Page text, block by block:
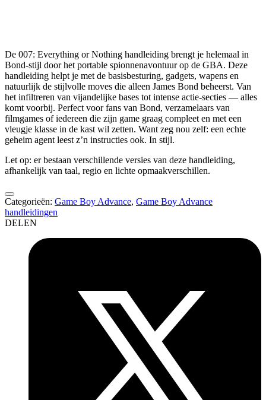
De 007: Everything or Nothing handleiding brengt je helemaal in
Bond-stijl door het portable spionnenavontuur op de GBA. Deze
handleiding helpt je met de basisbesturing, gadgets, wapens en
natuurlijk de stijlvolle moves die alleen James Bond beheerst. Van
het infiltreren van vijandelijke bases tot intense actie-secties — alles
komt voorbij. Perfect voor fans van Bond, verzamelaars van
filmgames of iedereen die zijn game graag compleet en met een
vleugje klasse in de kast wil zetten. Want zeg nou zelf: een echte
geheim agent leest z’n instructies ook. In stijl.
Let op: er bestaan verschillende versies van deze handleiding,
afhankelijk van taal, regio en lichte opmaakverschillen.
Categorieën: Game Boy Advance, Game Boy Advance
handleidingen
DELEN